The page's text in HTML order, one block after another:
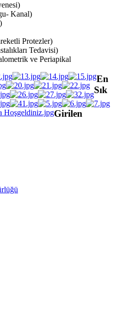
Kanal)
Protezler)
Tedavisi)
ve Periapikal
En
Sık
Girilen